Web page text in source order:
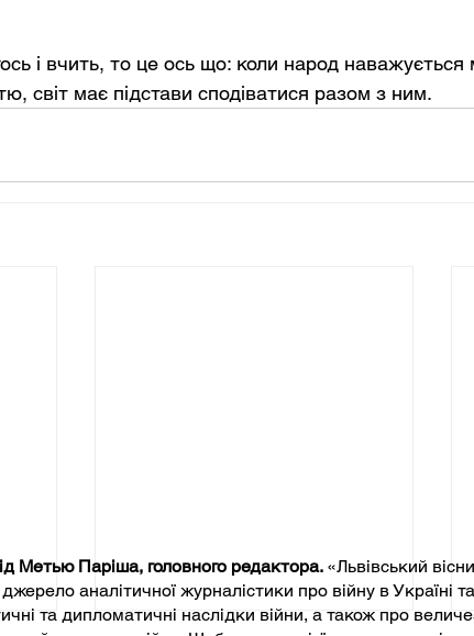
і вчить, то це ось що: коли народ наважується
світ має підстави сподіватися разом з ним.
Метью Паріша, головного редактора. «Львівський
аналітичної журналістики про війну в Україні
та дипломатичні наслідки війни, а також про